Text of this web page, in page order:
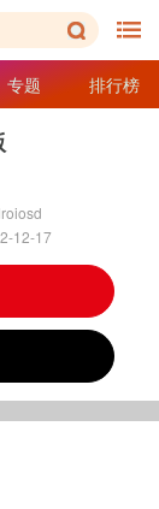
专题 排行榜
12-17